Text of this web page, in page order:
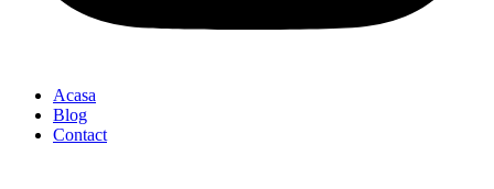
Acasa
Blog
Contact